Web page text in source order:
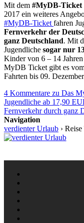
Mit dem #MyDB-Ticket
2017 ein weiteres
#MyDB-Ticket fahren
Fernverkehr der
ganz Deutschland. Mit
Jugendliche sogar nur
Kinder von 6 – 14
MyDB Ticket gibt es
Fahrten bis 09.
4 Kommentare zu Das
Jugendliche ab 17,90
Fernverkehr durch ganz
Navigation
verdienter Urlaub ›